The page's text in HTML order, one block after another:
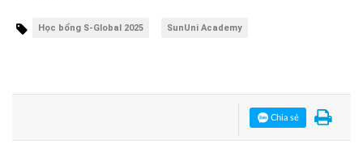
quả và thăng tiến sự nghiệp?
SunUni Academy